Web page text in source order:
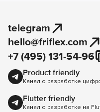
telegram
hello@friflex.com
+7 (495) 131-54-96
Product friendly
Канал о разработке
Flutter friendly
Канал о разработке на